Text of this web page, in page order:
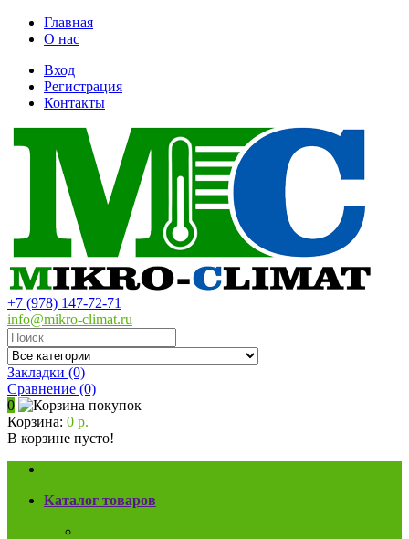
Главная
О нас
Вход
Регистрация
Контакты
+7 (978) 147-72-71
info@mikro-climat.ru
Закладки (0)
Сравнение (0)
0
Корзина: 0 р.
В корзине пусто!
Каталог товаров